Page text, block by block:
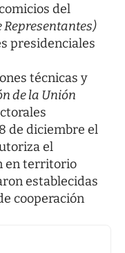
del
Representantes)
presidenciales
técnicas y
de la Unión
de diciembre el
el
en territorio
establecidas
cooperación